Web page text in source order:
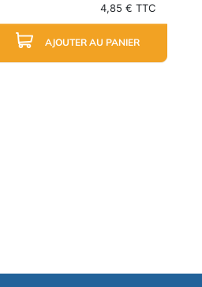
4,85 € TTC
AJOUTER AU PANIER